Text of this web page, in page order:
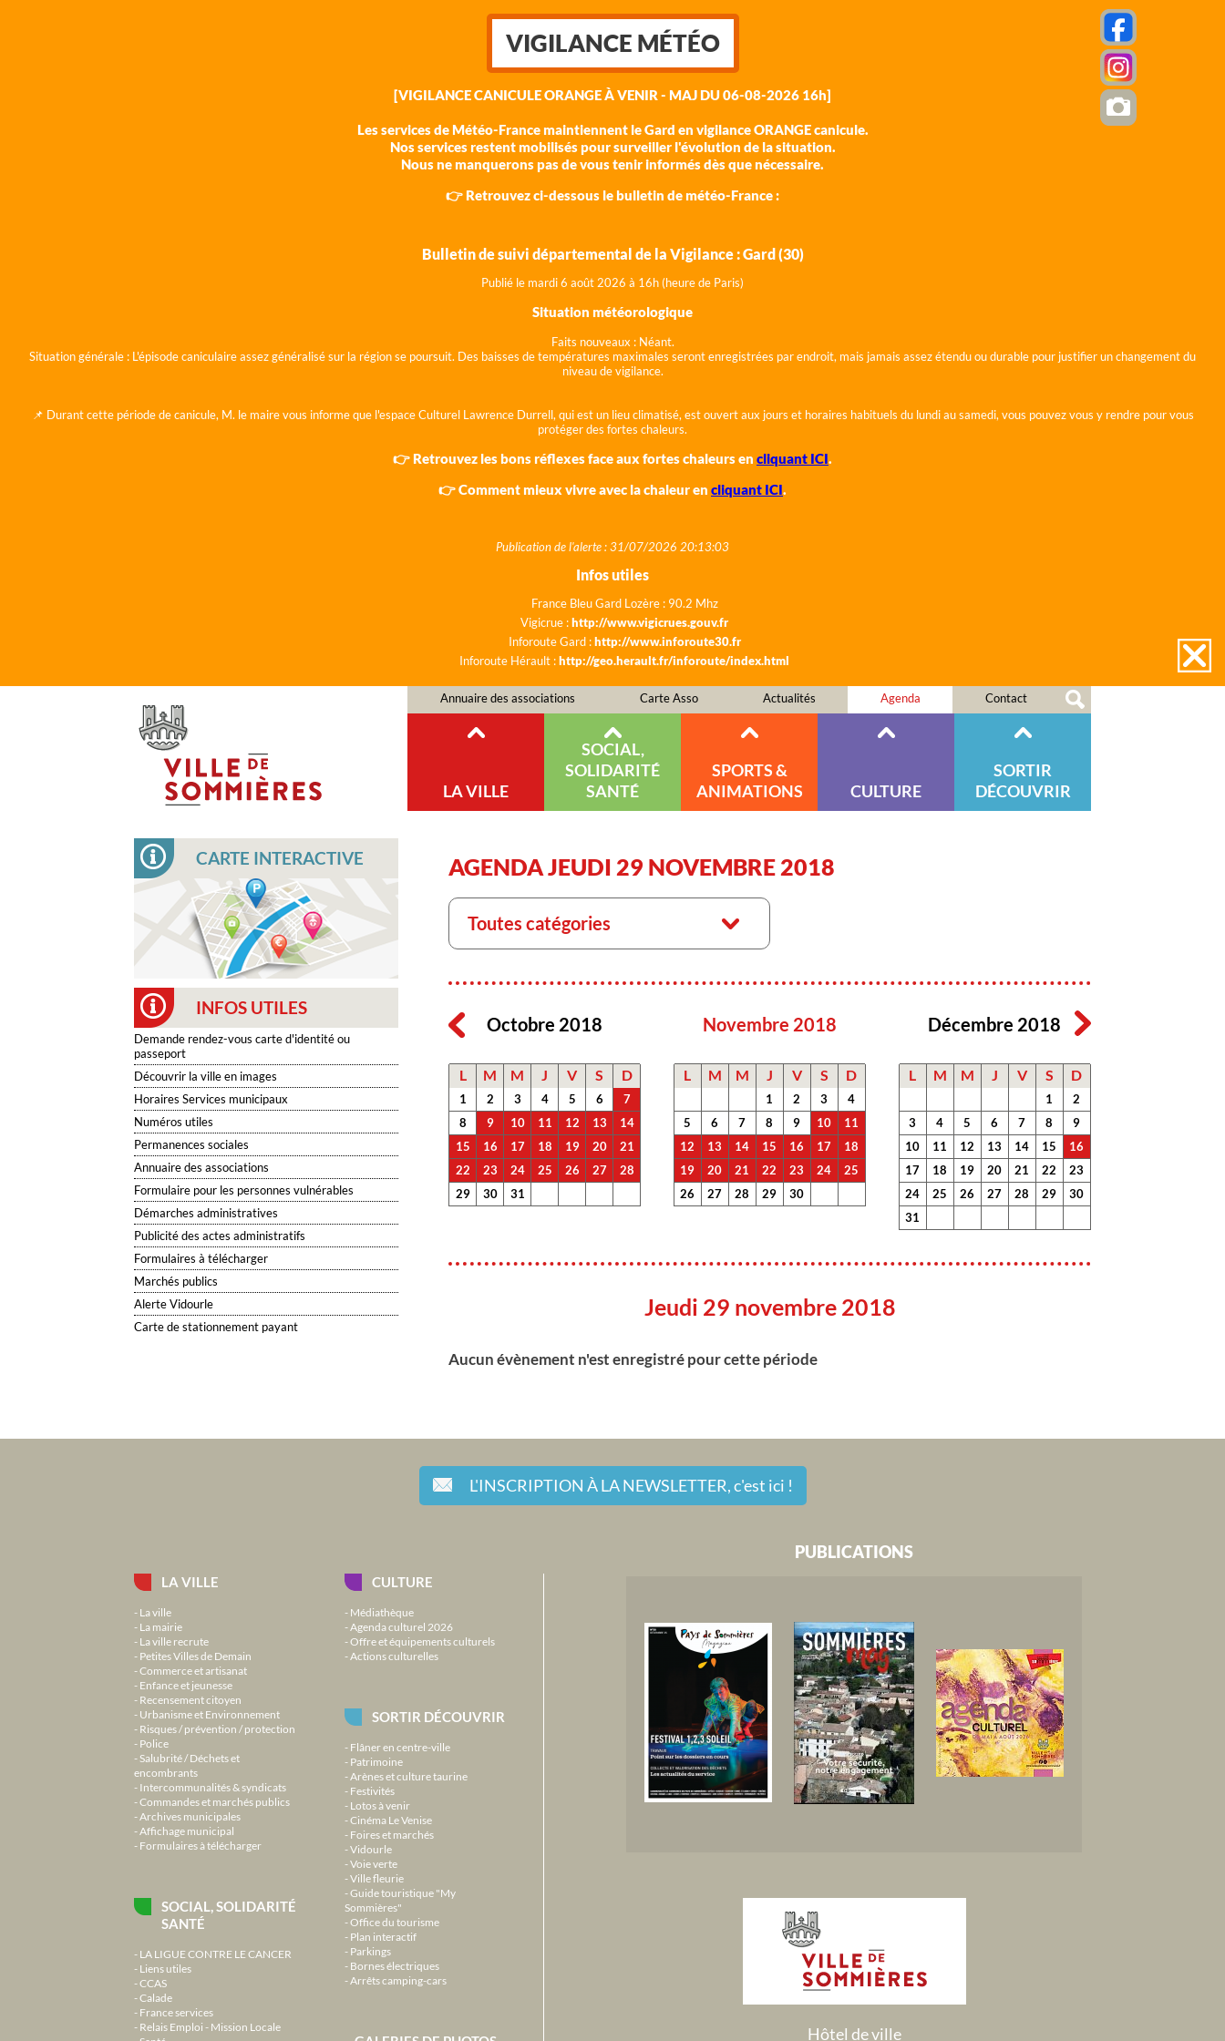
VIGILANCE MÉTÉO
[VIGILANCE CANICULE ORANGE À VENIR - MAJ DU 06-08-2026 16h]
Les services de Météo-France maintiennent le Gard en vigilance ORANGE canicule.
Nos services restent mobilisés pour surveiller l'évolution de la situation.
Nous ne manquerons pas de vous tenir informés dès que nécessaire.
👉 Retrouvez ci-dessous le bulletin de météo-France :
Bulletin de suivi départemental de la Vigilance : Gard (30)
Publié le mardi 6 août 2026 à 16h (heure de Paris)
Situation météorologique
Faits nouveaux : Néant.
Situation générale : L'épisode caniculaire assez généralisé sur la région se poursuit. Des baisses de températures maximales seront enregistrées par endroit, mais jamais assez étendu ou durable pour justifier un changement du
niveau de vigilance.
📌 Durant cette période de canicule, M. le maire vous informe que l'espace Culturel Lawrence Durrell, qui est un lieu climatisé, est ouvert aux jours et horaires habituels du lundi au samedi, vous pouvez vous y rendre pour vous
protéger des fortes chaleurs.
👉 Retrouvez les bons réflexes face aux fortes chaleurs en cliquant ICI.
👉 Comment mieux vivre avec la chaleur en cliquant ICI.
Publication de l'alerte : 31/07/2026 20:13:03
Infos utiles
France Bleu Gard Lozère : 90.2 Mhz
Vigicrue :http://www.vigicrues.gouv.fr
Inforoute Gard :http://www.inforoute30.fr
Inforoute Hérault :http://geo.herault.fr/inforoute/index.html
Annuaire des associations Carte Asso Actualités Agenda Contact
LA VILLE
SOCIAL,
SOLIDARITÉ
SANTÉ
SPORTS &
ANIMATIONS
CULTURE
SORTIR
DÉCOUVRIR
CARTE INTERACTIVE
INFOS UTILES
Demande rendez-vous carte d'identité ou
passeport
Découvrir la ville en images
Horaires Services municipaux
Numéros utiles
Permanences sociales
Annuaire des associations
Formulaire pour les personnes vulnérables
Démarches administratives
Publicité des actes administratifs
Formulaires à télécharger
Marchés publics
Alerte Vidourle
Carte de stationnement payant
AGENDA JEUDI 29 NOVEMBRE 2018
Toutes catégories
Octobre 2018
L M M J V S D
1 2 3 4 5 6
7
8
9 10 11 12 13
14
15
16 17 18 19 20
21
22
23 24 25 26 27
28
29
30 31
Novembre 2018
L M M J V S D
1 2 3
4
5
6 7 8 9 10
11
12
13 14 15 16 17
18
19
20 21 22 23 24
25
26
27 28 29 30
Décembre 2018
L M M J V S D
1
2
3
4 5 6 7 8
9
10
11 12 13 14 15
16
17
18 19 20 21 22
23
24
25 26 27 28 29
30
31
Jeudi 29 novembre 2018
Aucun évènement n'est enregistré pour cette période
L'INSCRIPTION À LA NEWSLETTER,c'est ici !
LA VILLE
La ville
La mairie
La ville recrute
Petites Villes de Demain
Commerce et artisanat
Enfance et jeunesse
Recensement citoyen
Urbanisme et Environnement
Risques / prévention / protection
Police
Salubrité / Déchets et
encombrants
Intercommunalités & syndicats
Commandes et marchés publics
Archives municipales
Affichage municipal
Formulaires à télécharger
SOCIAL, SOLIDARITÉ
SANTÉ
LA LIGUE CONTRE LE CANCER
Liens utiles
CCAS
Calade
France services
Relais Emploi - Mission Locale
CULTURE
Médiathèque
Agenda culturel 2026
Offre et équipements culturels
Actions culturelles
SORTIR DÉCOUVRIR
Flâner en centre-ville
Patrimoine
Arènes et culture taurine
Festivités
Lotos à venir
Cinéma Le Venise
Foires et marchés
Vidourle
Voie verte
Ville fleurie
Guide touristique "My
Sommières"
Office du tourisme
Plan interactif
Parkings
Bornes électriques
Arrêts camping-cars
PUBLICATIONS
Hôtel de ville